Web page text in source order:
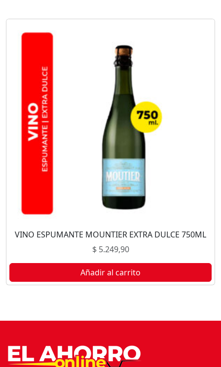
VINO ESPUMANTE MOUNTIER EXTRA DULCE 750ML
$5.249,90
Añadir al carrito